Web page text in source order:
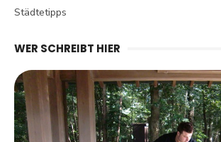
Städtetipps
WER SCHREIBT HIER